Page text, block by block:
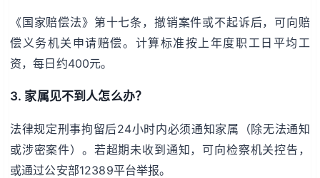
《国家赔偿法》第十七条，撤销案件或不起诉后，可向赔
偿义务机关申请赔偿。计算标准按上年度职工日平均工
资，每日约400元。
3. 家属见不到人怎么办？
法律规定刑事拘留后24小时内必须通知家属（除无法通知
或涉密案件）。若超期未收到通知，可向检察机关控告，
或通过公安部12389平台举报。